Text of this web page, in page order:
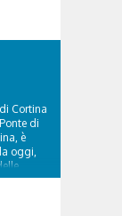
Cortina
di
è
oggi,